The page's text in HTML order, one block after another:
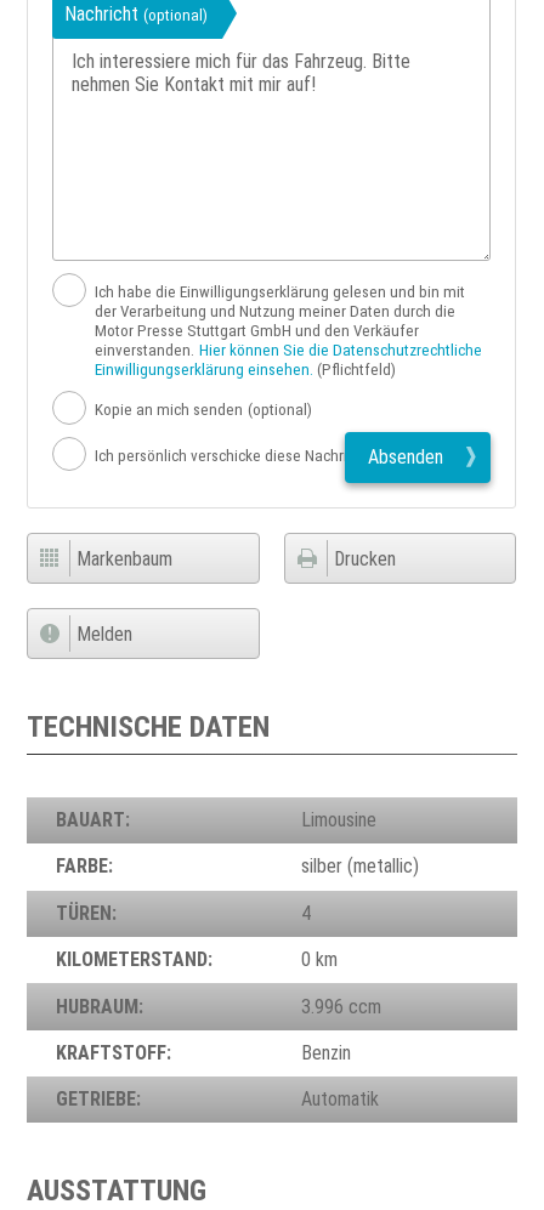
Nachricht(optional)
Ich habe die Einwilligungserklärung gelesen und bin mit
der Verarbeitung und Nutzung meiner Daten durch die
Motor Presse Stuttgart GmbH und den Verkäufer
einverstanden. Hier können Sie die Datenschutzrechtliche
Einwilligungserklärung einsehen. (Pflichtfeld)
Kopie an mich senden (optional)
Ich persönlich verschicke diese Nachricht Absenden
Markenbaum Drucken
Melden
TECHNISCHE DATEN
BAUART: Limousine
FARBE: silber (metallic)
TÜREN: 4
KILOMETERSTAND: 0 km
HUBRAUM: 3.996 ccm
KRAFTSTOFF: Benzin
GETRIEBE: Automatik
AUSSTATTUNG